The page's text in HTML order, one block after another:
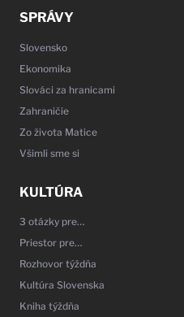
SPRÁVY
Slovensko
Ekonomika
Slováci za hranicami
Zahraničie
Zo života Matice
Všimli sme si
KULTÚRA
3 otázky pre…
Priestor pre…
Rozhovor týždňa
Kultúra Slovenska
Kniha týždňa